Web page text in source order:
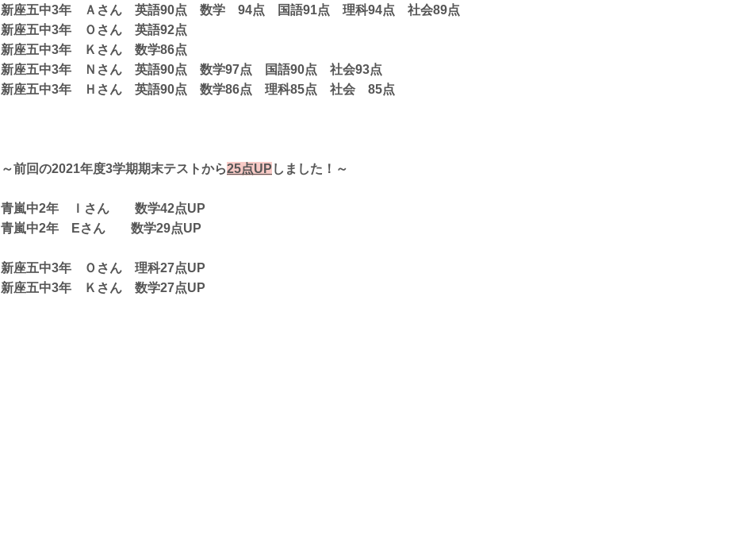
新座五中3年 Ａさん 英語90点 数学 94点 国語91点 理科94点 社会89点
新座五中3年 Ｏさん 英語92点
新座五中3年 Ｋさん 数学86点
新座五中3年 Ｎさん 英語90点 数学97点 国語90点 社会93点
新座五中3年 Ｈさん 英語90点 数学86点 理科85点 社会 85点
～前回の2021年度3学期期末テストから25点UP しました！～
青嵐中2年 Ｉさん 数学42点UP
青嵐中2年 Eさん 数学29点UP
新座五中3年 Ｏさん 理科27点UP
新座五中3年 Ｋさん 数学27点UP